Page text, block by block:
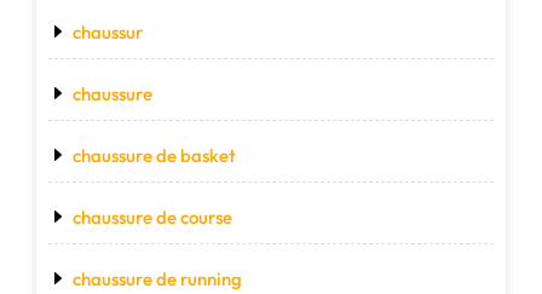
chaussur
chaussure
chaussure de basket
chaussure de course
chaussure de running